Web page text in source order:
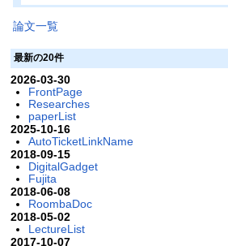
論文一覧
最新の20件
2026-03-30
FrontPage
Researches
paperList
2025-10-16
AutoTicketLinkName
2018-09-15
DigitalGadget
Fujita
2018-06-08
RoombaDoc
2018-05-02
LectureList
2017-10-07